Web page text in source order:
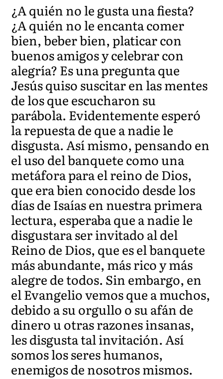
¿A quién no le gusta una fiesta?
¿A quién no le encanta comer
bien, beber bien, platicar con
buenos amigos y celebrar con
alegría? Es una pregunta que
Jesús quiso suscitar en las mentes
de los que escucharon su
parábola. Evidentemente esperó
la repuesta de que a nadie le
disgusta. Así mismo, pensando en
el uso del banquete como una
metáfora para el reino de Dios,
que era bien conocido desde los
días de Isaías en nuestra primera
lectura, esperaba que a nadie le
disgustara ser invitado al del
Reino de Dios, que es el banquete
más abundante, más rico y más
alegre de todos. Sin embargo, en
el Evangelio vemos que a muchos,
debido a su orgullo o su afán de
dinero u otras razones insanas,
les disgusta tal invitación. Así
somos los seres humanos,
enemigos de nosotros mismos.